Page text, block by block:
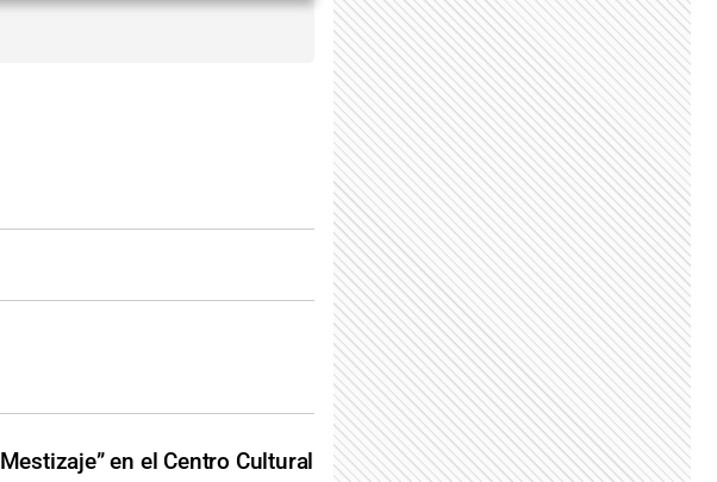
en el Centro Cultural